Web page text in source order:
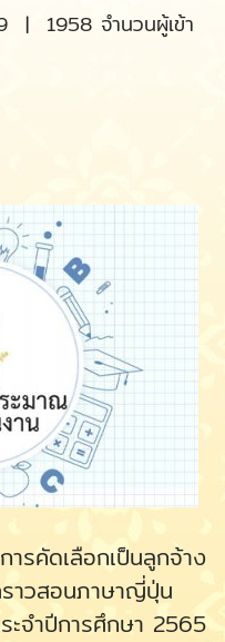
| 1958 จำนวนผู้เข้า
ารคัดเลือกเป็นลูกจ้าง
าวสอนภาษาญี่ปุ่น
ะจำปีการศึกษา 2565